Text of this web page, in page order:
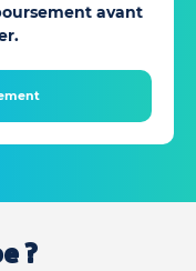
avant
?